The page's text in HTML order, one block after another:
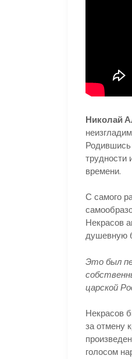
Николай
Родившись
трудности
времени.
С самого
Некрасов
душевную
Это был
царской
Некрасов
за отмену
голосом